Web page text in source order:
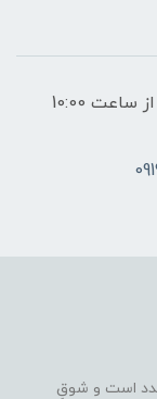
ساعات پاسخگویی: فقط روزهای غیر تعطیل از ساعت 10:00
است و شوقِ